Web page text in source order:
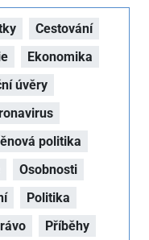
Cestování
Ekonomika
úvěry
politika
Osobnosti
Politika
Příběhy